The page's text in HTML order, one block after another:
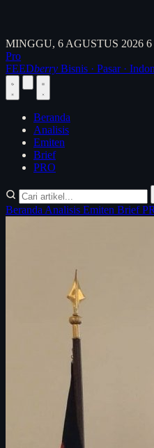
MINGGU, 6 AGUSTUS 2026 6
Pro
FEEDberry Bisnis · Pasar ·
Beranda
Analisis
Emiten
Brief
PRO
Beranda Analisis Emiten Brief